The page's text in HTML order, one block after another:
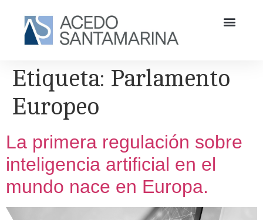
Etiqueta: Parlamento
Europeo
La primera regulación sobre
inteligencia artificial en el
mundo nace en Europa.